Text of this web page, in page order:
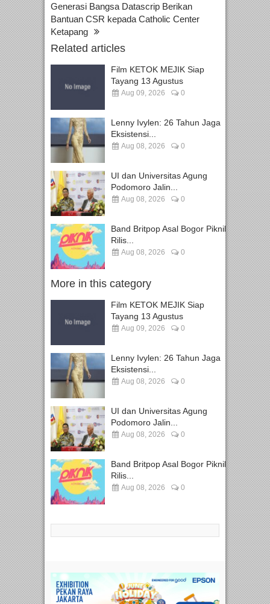
Generasi Bangsa Datascrip Berikan
Bantuan CSR kepada Catholic Center
Ketapang
Related articles
Film KETOK MEJIK Siap
Tayang 13 Agustus
Aug 09, 2026 0
Lenny Ivylen: 26 Tahun Jaga
Eksistensi...
Aug 08, 2026 0
UI dan Universitas Agung
Podomoro Jalin...
Aug 08, 2026 0
Band Britpop Asal Bogor Piknik
Rilis...
Aug 08, 2026 0
More in this category
Film KETOK MEJIK Siap
Tayang 13 Agustus
Aug 09, 2026 0
Lenny Ivylen: 26 Tahun Jaga
Eksistensi...
Aug 08, 2026 0
UI dan Universitas Agung
Podomoro Jalin...
Aug 08, 2026 0
Band Britpop Asal Bogor Piknik
Rilis...
Aug 08, 2026 0